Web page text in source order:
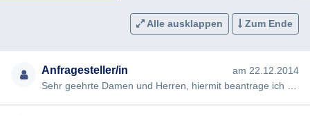
http://tiny.cc/rwp8qx
Alle ausklappen Zum Ende
Anfragesteller/in
am 22.12.2014